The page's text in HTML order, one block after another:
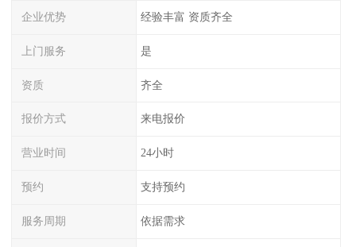
企业优势 经验丰富 资质齐全
上门服务 是
资质 齐全
报价方式 来电报价
营业时间 24小时
预约 支持预约
服务周期 依据需求